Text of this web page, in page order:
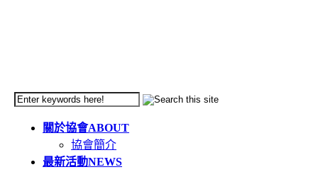
關於協會ABOUT
協會簡介
最新活動NEWS